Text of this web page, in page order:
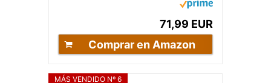
71,99 EUR
Comprar en Amazon
MÁS VENDIDO Nº 6